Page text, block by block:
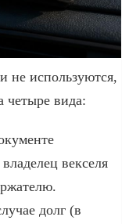
не используются,
четыре вида:
векселя
долг (в